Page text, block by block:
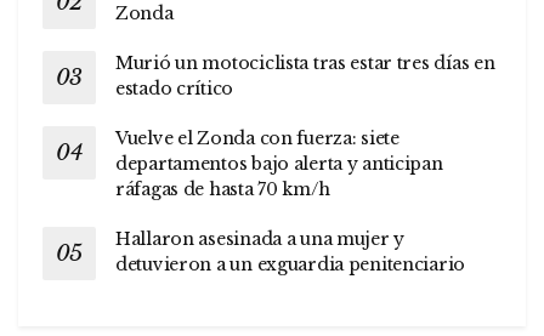
Zonda
Murió un motociclista tras estar tres días en
estado crítico
Vuelve el Zonda con fuerza: siete
departamentos bajo alerta y anticipan
ráfagas de hasta 70 km/h
Hallaron asesinada a una mujer y
detuvieron a un exguardia penitenciario